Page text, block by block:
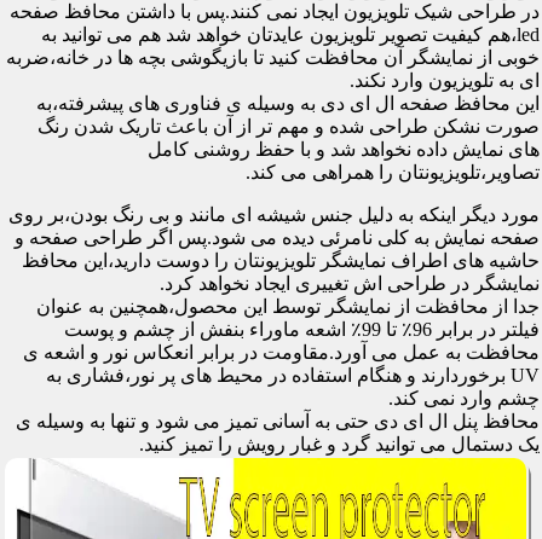
در طراحی شیک تلویزیون ایجاد نمی کنند.پس با داشتن محافظ صفحه
led،هم کیفیت تصویر تلویزیون عایدتان خواهد شد هم می توانید به
خوبی از نمایشگر آن محافظت کنید تا بازیگوشی بچه ها در خانه،ضربه
ای به تلویزیون وارد نکند.
این محافظ صفحه ال ای دی به وسیله ی فناوری های پیشرفته،به
صورت نشکن طراحی شده و مهم تر از آن باعث تاریک شدن رنگ
های نمایش داده نخواهد شد و با حفظ روشنی کامل
تصاویر،تلویزیونتان را همراهی می کند.
مورد دیگر اینکه به دلیل جنس شیشه ای مانند و بی رنگ بودن،بر روی
صفحه نمایش به کلی نامرئی دیده می شود.پس اگر طراحی صفحه و
حاشیه های اطراف نمایشگر تلویزیونتان را دوست دارید،این محافظ
نمایشگر در طراحی اش تغییری ایجاد نخواهد کرد.
جدا از محافظت از نمایشگر توسط این محصول،همچنین به عنوان
فیلتر در برابر 96٪ تا 99٪ اشعه ماوراء بنفش از چشم و پوست
محافظت به عمل می آورد.مقاومت در برابر انعکاس نور و اشعه ی
UV برخوردارند و هنگام استفاده در محیط های پر نور،فشاری به
چشم وارد نمی کند.
محافظ پنل ال ای دی حتی به آسانی تمیز می شود و تنها به وسیله ی
یک دستمال می توانید گرد و غبار رویش را تمیز کنید.